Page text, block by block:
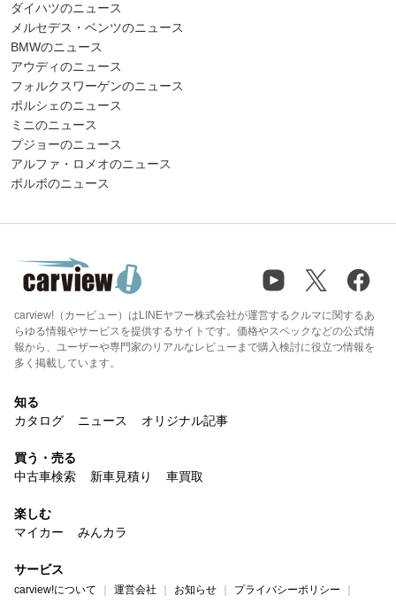
ダイハツのニュース
メルセデス・ベンツのニュース
BMWのニュース
アウディのニュース
フォルクスワーゲンのニュース
ポルシェのニュース
ミニのニュース
プジョーのニュース
アルファ・ロメオのニュース
ボルボのニュース
carview!（カービュー）はLINEヤフー株式会社が運営するクルマに関するあ
らゆる情報やサービスを提供するサイトです。価格やスペックなどの公式情
報から、ユーザーや専門家のリアルなレビューまで購入検討に役立つ情報を
多く掲載しています。
知る
カタログ
ニュース オリジナル記事
買う・売る
中古車検索
新車見積り 車買取
楽しむ
マイカー
みんカラ
サービス
carview!について 運営会社 お知らせ プライバシーポリシー